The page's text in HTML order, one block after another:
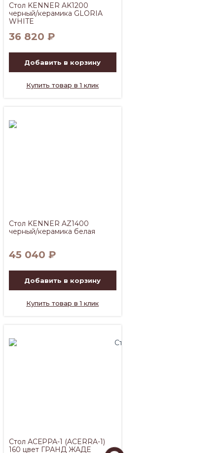
Стол KENNER AK1200
черный/керамика GLORIA
WHITE
36 820 ₽
Добавить в корзину
Купить товар в 1 клик
Стол KENNER AZ1400
черный/керамика белая
45 040 ₽
Добавить в корзину
Купить товар в 1 клик
Стол АСЕРРА-1 (ACERRA-1)
160 цвет ГРАНД ЖАДЕ